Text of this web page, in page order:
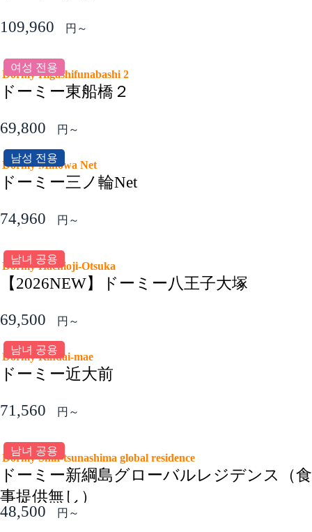
109,960 円～
여성 전용
Dormy Higashifunabashi 2
ドーミー東船橋２
69,800 円～
남성 전용
Dormy Minowa Net
ドーミー三ノ輪Net
74,960 円～
남녀 공용
Dormy Hachioji-Otsuka
【2026NEW】ドーミー八王子大塚
69,500 円～
남녀 공용
Dormy Kindai-mae
ドーミー近大前
71,560 円～
남녀 공용
Dormy Shin-tsunashima global residence
ドーミー新綱島グローバルレジデンス（食
事提供無し）
48,500
円～